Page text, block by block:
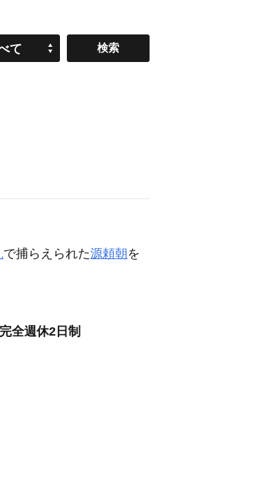
て
で捕らえられた源頼朝 を
全週休2日制